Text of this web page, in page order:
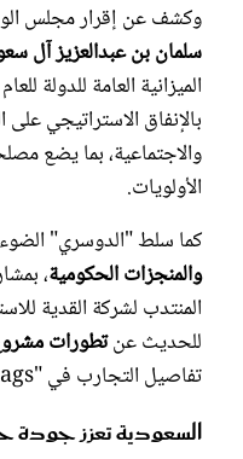
وكشف عن إقرار مجلس
سلمان بن عبدالعزيز آل
بالإنفاق الاستراتيجي على
والاجتماعية، بما يضع
الأولويات.
كما سلط "الدوسري"
والمنجزات الحكومية،
المنتدب لشركة القدية
للحديث عنتطورات
تفاصيل التجارب في "Six Flags".
السعودية تعزز جودة